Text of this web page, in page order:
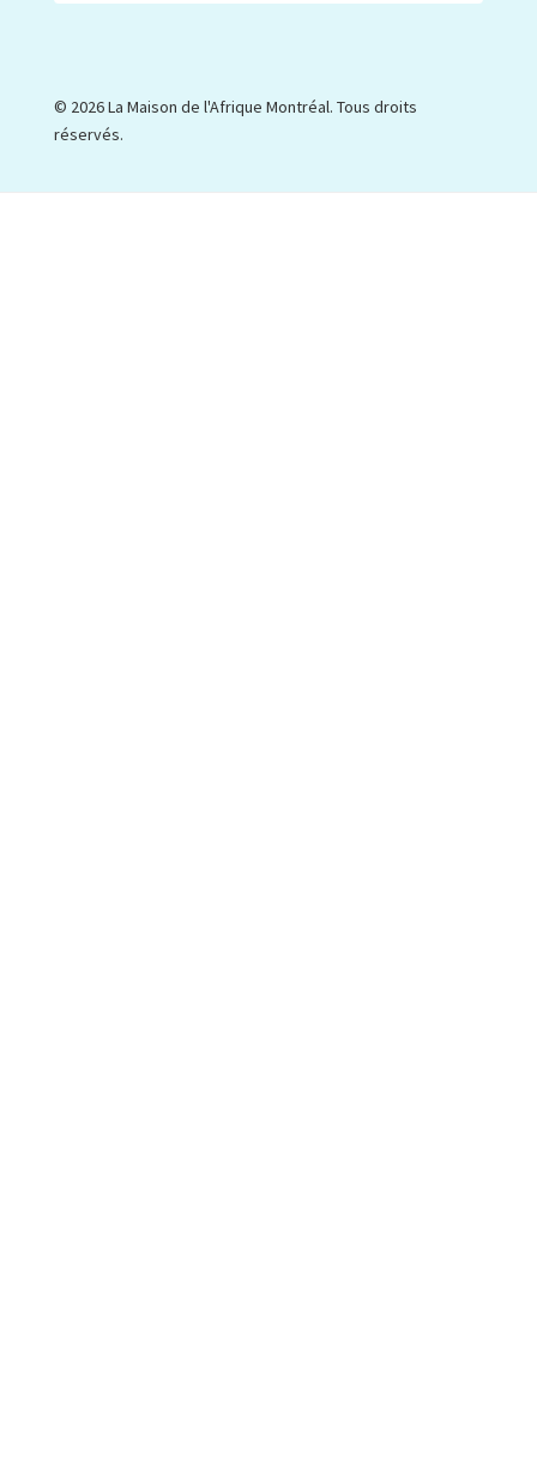
© 2026 La Maison de l'Afrique Montréal. Tous droits
réservés.